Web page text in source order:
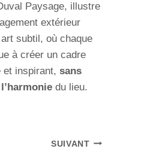
Paysage, illustre
extérieur
subtil, où chaque
à créer un cadre
et inspirant, sans
du lieu.
SUIVANT